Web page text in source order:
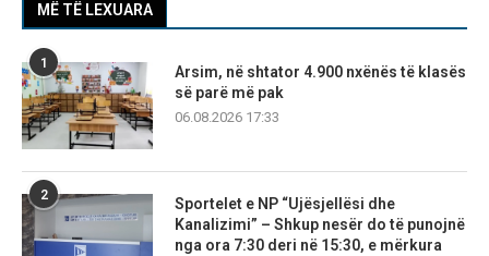
MË TË LEXUARA
1
Arsim, në shtator 4.900 nxënës të klasës
së parë më pak
06.08.2026 17:33
2
Sportelet e NP “Ujësjellësi dhe
Kanalizimi” – Shkup nesër do të punojnë
nga ora 7:30 deri në 15:30, e mërkura